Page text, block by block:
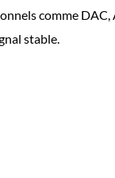
comme
stable.